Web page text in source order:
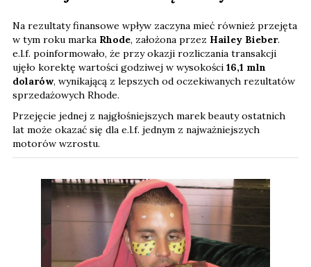
Na rezultaty finansowe wpływ zaczyna mieć również przejęta
w tym roku marka Rhode, założona przez Hailey Bieber.
e.l.f. poinformowało, że przy okazji rozliczania transakcji
ujęło korektę wartości godziwej w wysokości 16,1 mln
dolarów, wynikającą z lepszych od oczekiwanych rezultatów
sprzedażowych Rhode.
Przejęcie jednej z najgłośniejszych marek beauty ostatnich
lat może okazać się dla e.l.f. jednym z najważniejszych
motorów wzrostu.